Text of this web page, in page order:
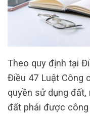
Theo quy định tại
Điều 47 Luật Công
quyền sử dụng
đất phải được